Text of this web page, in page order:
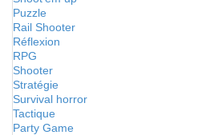
Puzzle
Rail Shooter
Réflexion
RPG
Shooter
Stratégie
Survival horror
Tactique
Party Game